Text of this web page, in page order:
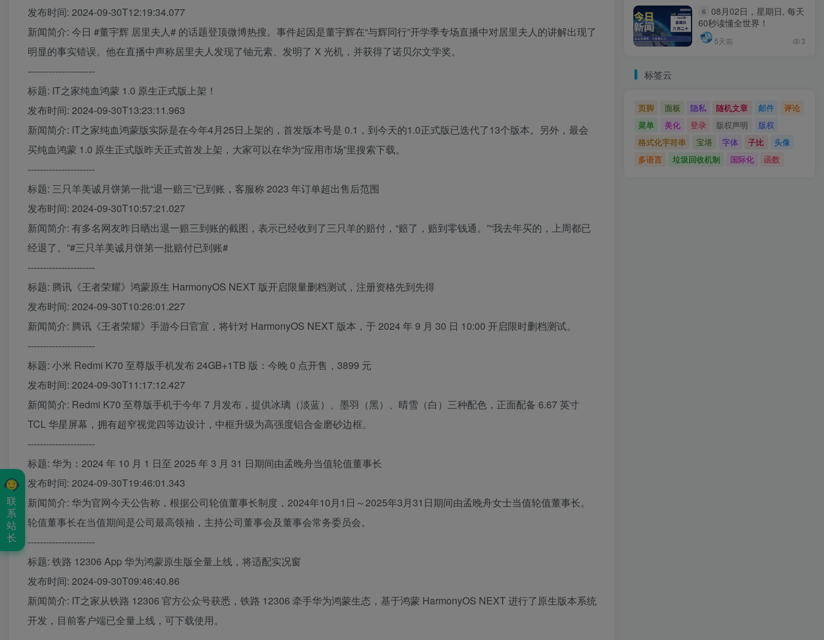
发布时间: 2024-09-30T12:19:34.077
新闻简介: 今日 #董宇辉 居里夫人# 的话题登顶微博热搜。事件起因是董宇辉在“与辉同行”开学季专场直播中对居里夫人的讲解出现了
明显的事实错误。他在直播中声称居里夫人发现了铀元素、发明了 X 光机，并获得了诺贝尔文学奖。
----------------------
标题: IT之家纯血鸿蒙 1.0 原生正式版上架！
发布时间: 2024-09-30T13:23:11.963
新闻简介: IT之家纯血鸿蒙版实际是在今年4月25日上架的，首发版本号是 0.1，到今天的1.0正式版已迭代了13个版本。另外，最会
买纯血鸿蒙 1.0 原生正式版昨天正式首发上架，大家可以在华为“应用市场”里搜索下载。
----------------------
标题: 三只羊美诚月饼第一批“退一赔三”已到账，客服称 2023 年订单超出售后范围
发布时间: 2024-09-30T10:57:21.027
新闻简介: 有多名网友昨日晒出退一赔三到账的截图，表示已经收到了三只羊的赔付，“赔了，赔到零钱通。”“我去年买的，上周都已
经退了。”#三只羊美诚月饼第一批赔付已到账#
----------------------
标题: 腾讯《王者荣耀》鸿蒙原生 HarmonyOS NEXT 版开启限量删档测试，注册资格先到先得
发布时间: 2024-09-30T10:26:01.227
新闻简介: 腾讯《王者荣耀》手游今日官宣，将针对 HarmonyOS NEXT 版本，于 2024 年 9 月 30 日 10:00 开启限时删档测试。
----------------------
标题: 小米 Redmi K70 至尊版手机发布 24GB+1TB 版：今晚 0 点开售，3899 元
发布时间: 2024-09-30T11:17:12.427
新闻简介: Redmi K70 至尊版手机于今年 7 月发布，提供冰璃（淡蓝）、墨羽（黑）、晴雪（白）三种配色，正面配备 6.67 英寸
TCL 华星屏幕，拥有超窄视觉四等边设计，中框升级为高强度铝合金磨砂边框。
----------------------
标题: 华为：2024 年 10 月 1 日至 2025 年 3 月 31 日期间由孟晚舟当值轮值董事长
发布时间: 2024-09-30T19:46:01.343
新闻简介: 华为官网今天公告称，根据公司轮值董事长制度，2024年10月1日～2025年3月31日期间由孟晚舟女士当值轮值董事长。
轮值董事长在当值期间是公司最高领袖，主持公司董事会及董事会常务委员会。
----------------------
标题: 铁路 12306 App 华为鸿蒙原生版全量上线，将适配实况窗
发布时间: 2024-09-30T09:46:40.86
新闻简介: IT之家从铁路 12306 官方公众号获悉，铁路 12306 牵手华为鸿蒙生态，基于鸿蒙 HarmonyOS NEXT 进行了原生版本系统
开发，目前客户端已全量上线，可下载使用。
6 08月02日，星期日, 每天
60秒读懂全世界！
5天前 3
标签云
页脚 面板 隐私 随机文章 邮件
评论
菜单
美化 登录 版权声明
版权
格式化字符串
宝塔 字体 子比
头像
多语言
垃圾回收机制 国际化 函数
联
系
站
长